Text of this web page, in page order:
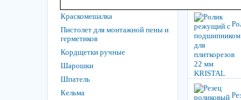
Краскомешалка
Пистолет для монтажной пены и
герметиков
Кордщетки ручные
Шарошки
Шпатель
Кельма